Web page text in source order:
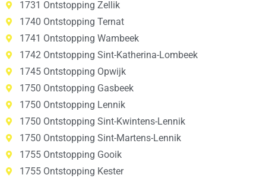
1731 Ontstopping Zellik
1740 Ontstopping Ternat
1741 Ontstopping Wambeek
1742 Ontstopping Sint-Katherina-Lombeek
1745 Ontstopping Opwijk
1750 Ontstopping Gasbeek
1750 Ontstopping Lennik
1750 Ontstopping Sint-Kwintens-Lennik
1750 Ontstopping Sint-Martens-Lennik
1755 Ontstopping Gooik
1755 Ontstopping Kester